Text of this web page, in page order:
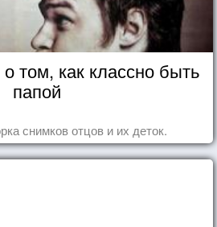
том, как классно быть
папой
снимков отцов и их деток.